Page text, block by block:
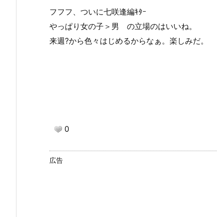
フフフ、ついに七咲逢編ｷﾀｰ
やっぱり 女の子 ＞男 の立場のはいいね。
来週?から色々はじめるからなぁ。楽しみだ。
0
広告